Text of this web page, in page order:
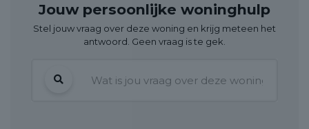
geweldige badkamer! De woning is verder uitgevoerd met alle
energiezuinige wensen van deze tijd: een optimale isolatie,
energielabel A, een warmtepomp, HR-beglazing en
vloerverwarming. De 6 zonnepanelen op het dak dragen in
de energiekosten!
Jouw persoonlijke woninghulp
Stel jouw vraag over deze woning en krijg meteen het
antwoord. Geen vraag is te gek.